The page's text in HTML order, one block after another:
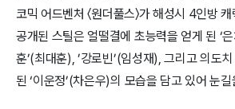
코믹 어드벤처〈원더풀스〉​가 해성시 4인방
공개된 스틸은 얼떨결에 초능력을 얻게 된 ‘
훈’(최대훈), ’강로빈’(임성재), 그리고 의도
된 ‘이운정’(차은우)의 모습을 담고 있어 눈길